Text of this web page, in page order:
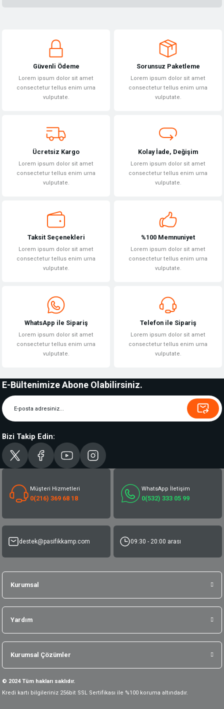
Görüş ve önerileriniz için teşekkür ederiz.
Ürün açıklamasında eksik bilgiler bulunuyor.
Ürün bilgilerinde hatalar bulunuyor.
Bu ürüne benzer farklı alternatifler olmalı.
Güvenli Ödeme
Lorem ipsum dolor sit amet
consectetur tellus enim urna
vulputate.
Sorunsuz Paketleme
Lorem ipsum dolor sit amet
consectetur tellus enim urna
vulputate.
Ücretsiz Kargo
Lorem ipsum dolor sit amet
consectetur tellus enim urna
vulputate.
Kolay İade, Değişim
Lorem ipsum dolor sit amet
consectetur tellus enim urna
vulputate.
Taksit Seçenekleri
Lorem ipsum dolor sit amet
consectetur tellus enim urna
vulputate.
%100 Memnuniyet
Lorem ipsum dolor sit amet
consectetur tellus enim urna
vulputate.
WhatsApp ile Sipariş
Lorem ipsum dolor sit amet
consectetur tellus enim urna
vulputate.
Telefon ile Sipariş
Lorem ipsum dolor sit amet
consectetur tellus enim urna
vulputate.
E-Bültenimize Abone Olabilirsiniz.
Bizi Takip Edin:
Müşteri Hizmetleri
0(216) 369 68 18
WhatsApp İletişim
0(532) 333 05 99
destek@pasifikkamp.com 09:30 - 20:00 arası
Kurumsal
Yardım
Kurumsal Çözümler
© 2024 Tüm hakları saklıdır.
Kredi kartı bilgileriniz 256bit SSL Sertifikası ile %100 koruma altındadır.